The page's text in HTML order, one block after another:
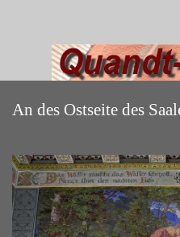
An des Ostseite des